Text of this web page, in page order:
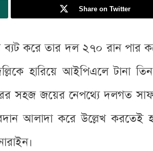
Share on Twitter
করে তার দল ২৭০ রান পার
হারিয়ে আইপিএলে টানা
সহজ জয়ের নেপথ্যে দলগত
আলাদা করে উল্লেখ